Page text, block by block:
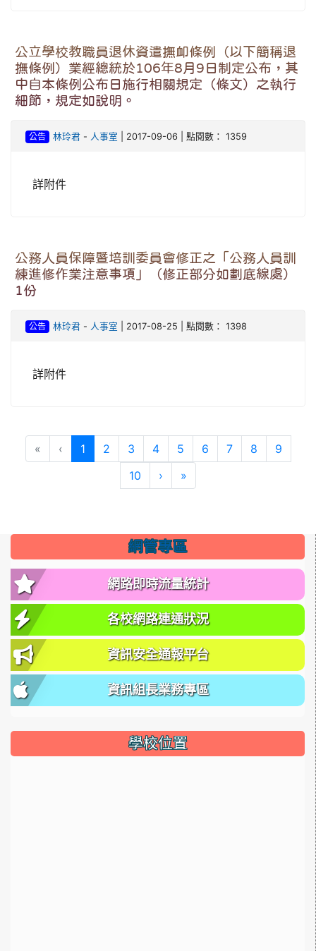
公立學校教職員退休資遣撫卹條例（以下簡稱退
撫條例）業經總統於106年8月9日制定公布，其
中自本條例公布日施行相關規定（條文）之執行
細節，規定如說明。
公告 林玲君- 人事室 | 2017-09-06 | 點閱數： 1359
詳附件
公務人員保障暨培訓委員會修正之「公務人員訓
練進修作業注意事項」（修正部分如劃底線處）
1份
公告 林玲君- 人事室 | 2017-08-25 | 點閱數： 1398
詳附件
« ‹ 1(目前頁次)
2 3 4 5 6 7 8
9
10
›下一頁
»最後頁
網管專區
網路即時流量統計
各校網路連通狀況
資訊安全通報平台
資訊組長業務專區
學校位置